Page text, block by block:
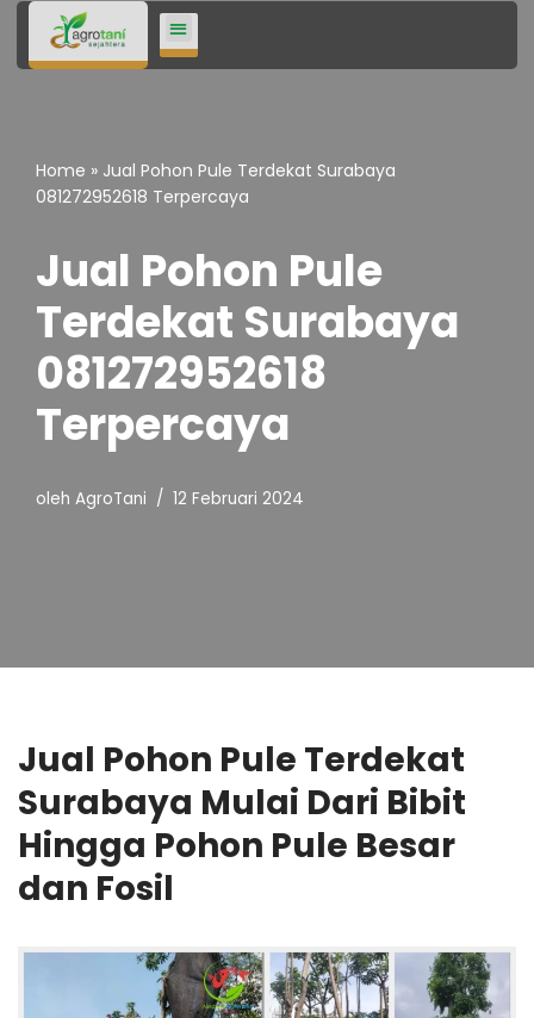
Lompat
Home » Jual Pohon Pule Terdekat Surabaya
081272952618 Terpercaya
Jual Pohon Pule
Terdekat Surabaya
081272952618
Terpercaya
oleh AgroTani 12 Februari 2024
Jual Pohon Pule Terdekat
Surabaya Mulai Dari Bibit
Hingga Pohon Pule Besar
dan Fosil